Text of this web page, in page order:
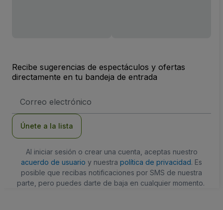
Recibe sugerencias de espectáculos y ofertas
directamente en tu bandeja de entrada
de
Únete a la lista
Al iniciar sesión o crear una cuenta, aceptas nuestro
acuerdo de usuario y nuestra política de privacidad. Es
posible que recibas notificaciones por SMS de nuestra
parte, pero puedes darte de baja en cualquier momento.